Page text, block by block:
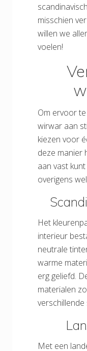
misschien
willen we
voelen!
Om ervoor
wirwar aan
kiezen voor
deze manier
aan vast
overigens
Het
interieur
neutrale
warme
erg geliefd.
materialen
Met een